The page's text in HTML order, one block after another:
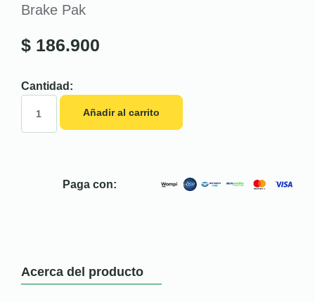
Brake Pak
$ 186.900
Cantidad:
Añadir al carrito
Paga con:
Acerca del producto